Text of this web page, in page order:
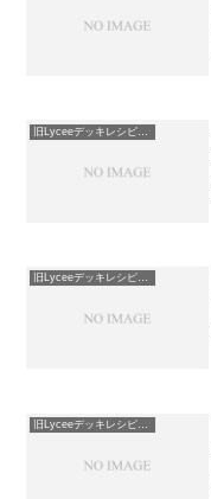
旧Lyceeデッキレシピ保管庫